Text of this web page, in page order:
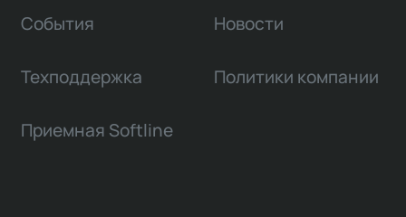
События Новости
Техподдержка Политики компании
Приемная Softline